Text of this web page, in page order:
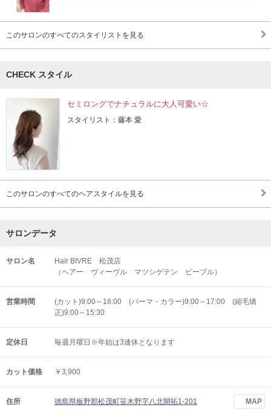
このサロンのすべてのスタイリストを見る
CHECK スタイル
セミロングでナチュラルに大人可愛い☆
スタイリスト：藤本 愛
このサロンのすべてのヘアスタイルを見る
サロンデータ
サロン名
Hair BIVRE 松茂店
（ヘアー ヴィーヴル マツシゲテン ビーブル）
営業時間
(カット)9:00～18:00 (パーマ・カラー)9:00～17:00 (縮毛矯
正)9:00～15:30
定休日 毎週月曜日※年始は3連休となります
カット価格 ￥3,900
住所 徳島県板野郡松茂町笹木野字八北開拓1-201 MAP